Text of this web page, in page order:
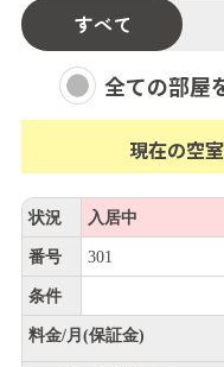
すべて
全ての部屋
現在の空室
状況 入居中
番号 301
条件
料金/月(保証金)